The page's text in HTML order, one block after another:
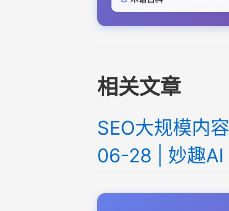
相关文章
SEO大规模内
06-28 | 妙趣AI